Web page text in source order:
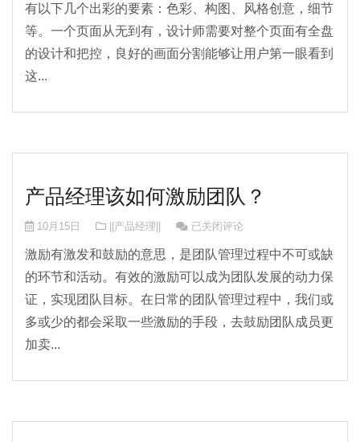
有以下几个出彩的要素：色彩、构图、风格创意，细节
等。一个页面从无到有，设计师需要对整个页面有全盘
的设计和把控，良好的画面分割能够让用户第一眼看到
这...
产品经理该如何激励团队？
10月15日 ||产品经理|| 产品经理该如何激励团队？
已关闭评论
激励有激发和鼓励的意思，是团队管理过程中不可或缺
的环节和活动。有效的激励可以成为团队发展的动力保
证，实现团队目标。在日常的团队管理过程中，我们或
多或少的都会采取一些激励的手段，去鼓励团队成员更
加卖...